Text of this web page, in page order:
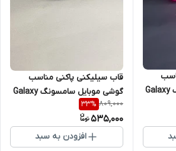
گوشی موبایل سامسونگ Galaxy
قاب سیلیکنی پاکنی مناسب
گوشی موبایل سامسونگ Galaxy
A70
809,000
33%
535,000
افزودن به سبد